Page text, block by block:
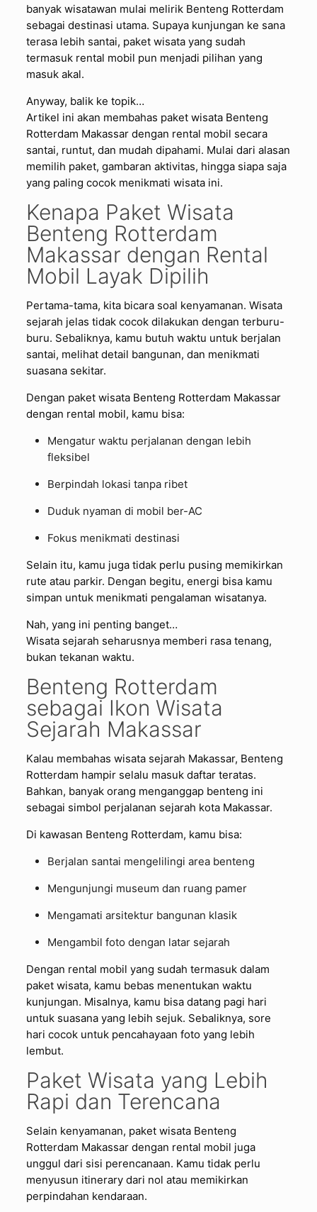
banyak wisatawan mulai melirik Benteng Rotterdam
sebagai destinasi utama. Supaya kunjungan ke sana
terasa lebih santai, paket wisata yang sudah
termasuk rental mobil pun menjadi pilihan yang
masuk akal.
Anyway, balik ke topik…
Artikel ini akan membahas paket wisata Benteng
Rotterdam Makassar dengan rental mobil secara
santai, runtut, dan mudah dipahami. Mulai dari alasan
memilih paket, gambaran aktivitas, hingga siapa saja
yang paling cocok menikmati wisata ini.
Kenapa Paket Wisata
Benteng Rotterdam
Makassar dengan Rental
Mobil Layak Dipilih
Pertama-tama, kita bicara soal kenyamanan. Wisata
sejarah jelas tidak cocok dilakukan dengan terburu-
buru. Sebaliknya, kamu butuh waktu untuk berjalan
santai, melihat detail bangunan, dan menikmati
suasana sekitar.
Dengan paket wisata Benteng Rotterdam Makassar
dengan rental mobil, kamu bisa:
Mengatur waktu perjalanan dengan lebih
fleksibel
Berpindah lokasi tanpa ribet
Duduk nyaman di mobil ber-AC
Fokus menikmati destinasi
Selain itu, kamu juga tidak perlu pusing memikirkan
rute atau parkir. Dengan begitu, energi bisa kamu
simpan untuk menikmati pengalaman wisatanya.
Nah, yang ini penting banget…
Wisata sejarah seharusnya memberi rasa tenang,
bukan tekanan waktu.
Benteng Rotterdam
sebagai Ikon Wisata
Sejarah Makassar
Kalau membahas wisata sejarah Makassar, Benteng
Rotterdam hampir selalu masuk daftar teratas.
Bahkan, banyak orang menganggap benteng ini
sebagai simbol perjalanan sejarah kota Makassar.
Di kawasan Benteng Rotterdam, kamu bisa:
Berjalan santai mengelilingi area benteng
Mengunjungi museum dan ruang pamer
Mengamati arsitektur bangunan klasik
Mengambil foto dengan latar sejarah
Dengan rental mobil yang sudah termasuk dalam
paket wisata, kamu bebas menentukan waktu
kunjungan. Misalnya, kamu bisa datang pagi hari
untuk suasana yang lebih sejuk. Sebaliknya, sore
hari cocok untuk pencahayaan foto yang lebih
lembut.
Paket Wisata yang Lebih
Rapi dan Terencana
Selain kenyamanan, paket wisata Benteng
Rotterdam Makassar dengan rental mobil juga
unggul dari sisi perencanaan. Kamu tidak perlu
menyusun itinerary dari nol atau memikirkan
perpindahan kendaraan.